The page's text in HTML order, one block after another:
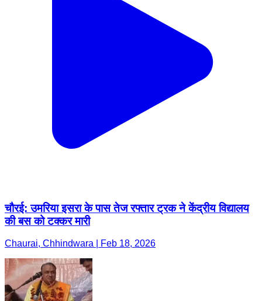
चौरई: उमरिया इसरा के पास तेज रफ्तार ट्रक ने केंद्रीय विद्यालय
की बस को टक्कर मारी
Chaurai, Chhindwara | Feb 18, 2026